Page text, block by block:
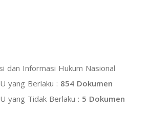
dan Informasi Hukum Nasional
yang Berlaku : 854 Dokumen
yang Tidak Berlaku : 5 Dokumen